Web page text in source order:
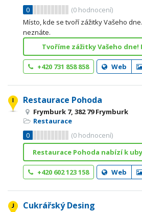
0 (0 hodnocení)
Místo, kde se tvoří zážitky Vašeho
neznáte.
Tvoříme zážitky Vašeho dne!
+420 731 858 858 Web
Restaurace Pohoda
Frymburk 7, 382 79 Frymburk
Restaurace
0
(0 hodnocení)
Restaurace Pohoda nabízí k
+420 602 123 158 Web
Cukrářský Desing